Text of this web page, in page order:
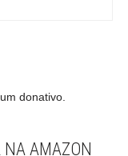
donativo.
NA AMAZON